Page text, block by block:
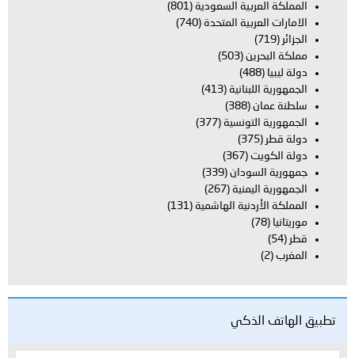
المملكة العربية السعودية (801)
الامارات العربية المتحدة (740)
الجزائر (719)
مملكة البحرين (503)
دولة ليبيا (488)
الجمهورية اللبنانية (413)
سلطنة عمان (388)
الجمهورية التونسية (377)
دولة قطر (375)
دولة الكويت (367)
جمهورية السودان (339)
الجمهورية اليمنية (267)
المملكة الأردنية الهاشمية (131)
موريتانيا (78)
قطر (54)
المغرب (2)
تطبيق الهاتف الذكي